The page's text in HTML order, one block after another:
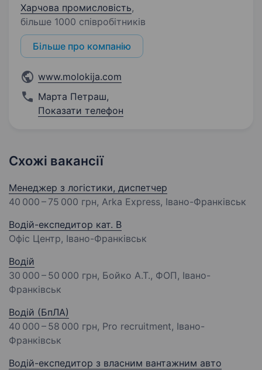
Харчова промисловість,
більше 1000 співробітників
Більше про компанію
www.molokija.com
Марта Петраш,
Показати телефон
Схожі вакансії
Менеджер з логістики, диспетчер
40 000 – 75 000 грн, Arka Express, Івано-Франківськ
Водій-експедитор кат. В
Офіс Центр, Івано-Франківськ
Водій
30 000 – 50 000 грн, Бойко А.Т., ФОП, Івано-
Франківськ
Водій (БпЛА)
40 000 – 58 000 грн, Pro recruitment, Івано-
Франківськ
Водій-експедитор з власним вантажним авто